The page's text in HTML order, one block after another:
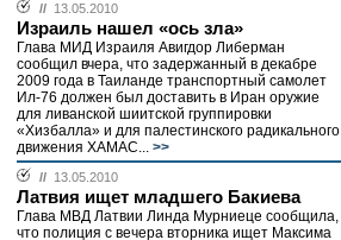
// 13.05.2010
Израиль нашел «ось зла»
Глава МИД Израиля Авигдор Либерман
сообщил вчера, что задержанный в декабре
2009 года в Таиланде транспортный самолет
Ил-76 должен был доставить в Иран оружие
для ливанской шиитской группировки
«Хизбалла» и для палестинского радикального
движения ХАМАС... >>
// 13.05.2010
Латвия ищет младшего Бакиева
Глава МВД Латвии Линда Мурниеце сообщила,
что полиция с вечера вторника ищет Максима